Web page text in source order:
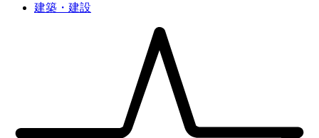
建築・建設